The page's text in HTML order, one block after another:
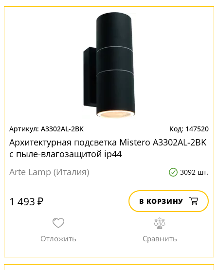
A3302AL-2BK 147520
Архитектурная подсветка Mistero A3302AL-2BK
с пыле-влагозащитой ip44
Arte Lamp (Италия)
3092 шт.
1 493 ₽ В КОРЗИНУ